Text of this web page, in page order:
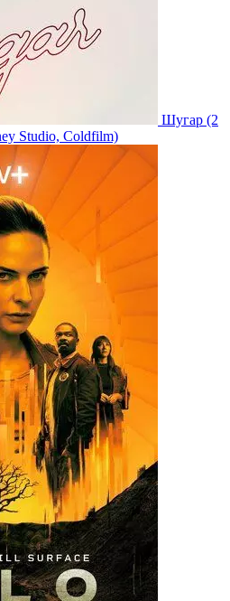
Шугар (2
Studio, Coldfilm)